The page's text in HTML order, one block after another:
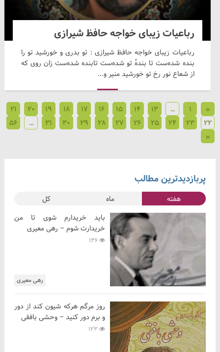
رباعیات زیبای خواجه حافظ شیرازی
رباعیات زیبای خواجه حافظ شیرازی : تو بدری و خورشید تو را
بنده شده‌ست تا بندهٔ تو شده‌ست تابنده شده‌ست زان روی که
از شعاع نور رخ تو خورشید منیر و...
»
1
…
13
14
15
16
17
18
19
20
21
22
23
24
25
26
27
28
29
30
31
…
56
«
پربازدیدترین مطالب
هفته ماه کل
رهی معیری
باید خریدارم شوی تا من
خریدارت شوم – رهی معیری
روز مرگم هرکه شیون کند از دور
و برم دور کنید – وحشی بافقی